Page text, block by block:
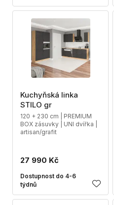
Kuchyňská linka
STILO gr
120 + 230 cm | PREMIUM
BOX zásuvky | UNI dvířka |
artisan/grafit
27 990 Kč
Dostupnost do 4-6
týdnů